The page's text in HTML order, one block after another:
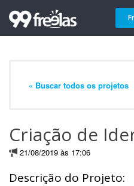
« Buscar todos os projetos
Criação de
21/08/2019 às 17:06
Descrição do Projeto: